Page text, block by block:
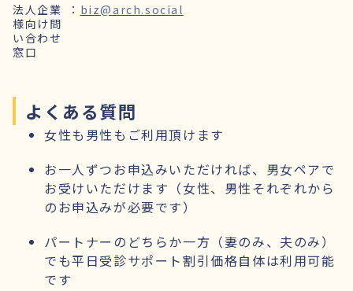
法人企業
様向け問
い合わせ
窓口
： biz@arch.social
よくある質問
女性も男性もご利用頂けます
お一人ずつお申込みいただければ、男女ペアで
お受けいただけます（女性、男性それぞれから
のお申込みが必要です）
パートナーのどちらか一方（妻のみ、夫のみ）
でも平日受診サポート割引価格自体は利用可能
です